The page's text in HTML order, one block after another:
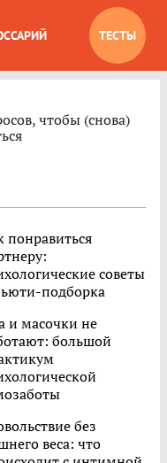
ТЕСТЫ
чтобы (снова)
понравиться
советы
подборка
и масочки не
большой
без
веса: что